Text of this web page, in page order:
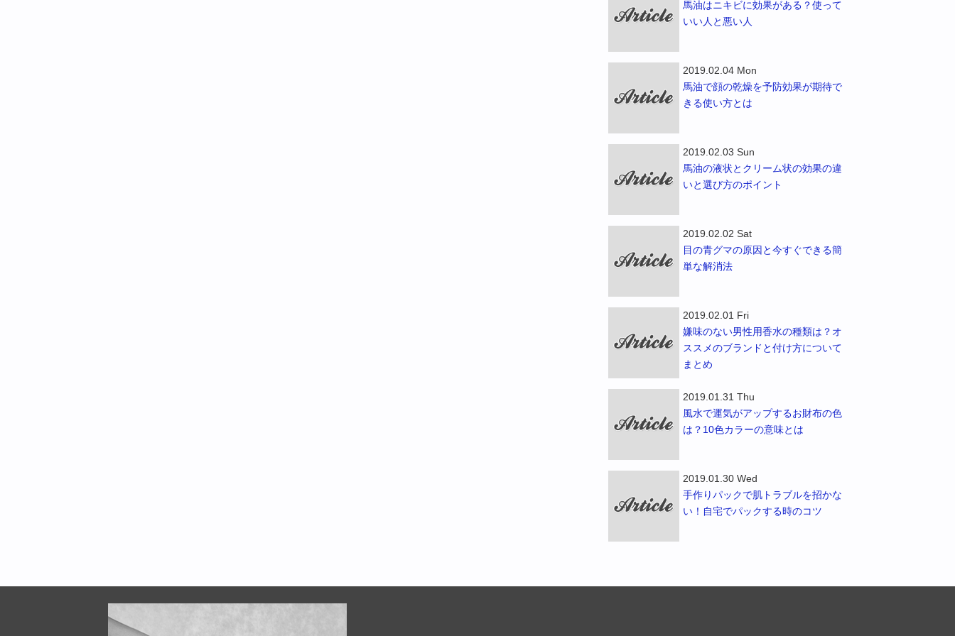
馬油はニキビに効果がある？使って
いい人と悪い人
2019.02.04 Mon
馬油で顔の乾燥を予防効果が期待で
きる使い方とは
2019.02.03 Sun
馬油の液状とクリーム状の効果の違
いと選び方のポイント
2019.02.02 Sat
目の青グマの原因と今すぐできる簡
単な解消法
2019.02.01 Fri
嫌味のない男性用香水の種類は？オ
ススメのブランドと付け方について
まとめ
2019.01.31 Thu
風水で運気がアップするお財布の色
は？10色カラーの意味とは
2019.01.30 Wed
手作りパックで肌トラブルを招かな
い！自宅でパックする時のコツ